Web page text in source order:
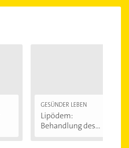
GESÜNDER LEBEN
Lipödem:
Behandlung des